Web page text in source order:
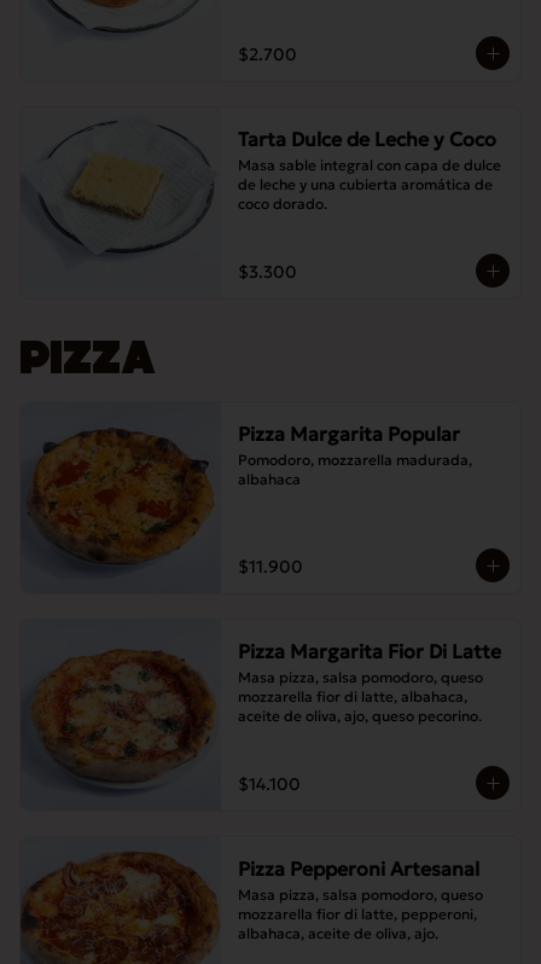
$2.700
Tarta Dulce de Leche y Coco
Masa sable integral con capa de dulce
de leche y una cubierta aromática de
coco dorado.
$3.300
PIZZA
Pizza Margarita Popular
Pomodoro, mozzarella madurada,
albahaca
$11.900
Pizza Margarita Fior Di Latte
Masa pizza, salsa pomodoro, queso
mozzarella fior di latte, albahaca,
aceite de oliva, ajo, queso pecorino.
$14.100
Pizza Pepperoni Artesanal
Masa pizza, salsa pomodoro, queso
mozzarella fior di latte, pepperoni,
albahaca, aceite de oliva, ajo.